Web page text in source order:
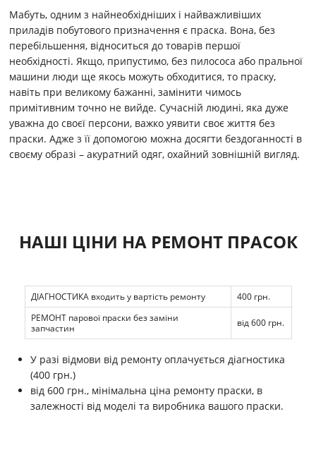
Мабуть, одним з найнеобхідніших і найважливіших
приладів побутового призначення є праска. Вона, без
перебільшення, відноситься до товарів першої
необхідності. Якщо, припустимо, без пилососа або пральної
машини люди ще якось можуть обходитися, то праску,
навіть при великому бажанні, замінити чимось
примітивним точно не вийде. Сучасній людині, яка дуже
уважна до своєї персони, важко уявити своє життя без
праски. Адже з її допомогою можна досягти бездоганності в
своєму образі – акуратний одяг, охайний зовнішній вигляд.
НАШІ ЦІНИ НА РЕМОНТ ПРАСОК
ДІАГНОСТИКА входить у вартість ремонту
400 грн.
РЕМОНТ парової праски без заміни
запчастин
від 600 грн.
У разі відмови від ремонту оплачується діагностика
(400 грн.)
від 600 грн., мінімальна ціна ремонту праски, в
залежності від моделі та виробника вашого праски.